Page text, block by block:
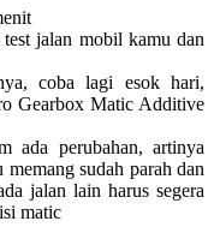
jalan mobil kamu dan
coba lagi esok hari,
Gearbox Matic Additive
ada perubahan, artinya
sudah parah dan
jalan lain harus segera
matic